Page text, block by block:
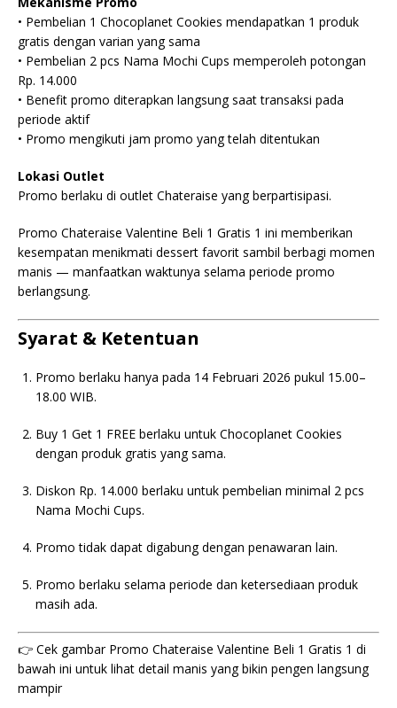
• Pembelian 1 Chocoplanet Cookies mendapatkan 1 produk
gratis dengan varian yang sama
• Pembelian 2 pcs Nama Mochi Cups memperoleh potongan
Rp. 14.000
• Benefit promo diterapkan langsung saat transaksi pada
periode aktif
• Promo mengikuti jam promo yang telah ditentukan
Lokasi Outlet
Promo berlaku di outlet Chateraise yang berpartisipasi.
Promo Chateraise Valentine Beli 1 Gratis 1 ini memberikan
kesempatan menikmati dessert favorit sambil berbagi momen
manis — manfaatkan waktunya selama periode promo
berlangsung.
Syarat & Ketentuan
Promo berlaku hanya pada 14 Februari 2026 pukul 15.00–
18.00 WIB.
Buy 1 Get 1 FREE berlaku untuk Chocoplanet Cookies
dengan produk gratis yang sama.
Diskon Rp. 14.000 berlaku untuk pembelian minimal 2 pcs
Nama Mochi Cups.
Promo tidak dapat digabung dengan penawaran lain.
Promo berlaku selama periode dan ketersediaan produk
masih ada.
👉 Cek gambar Promo Chateraise Valentine Beli 1 Gratis 1 di
bawah ini untuk lihat detail manis yang bikin pengen langsung
mampir